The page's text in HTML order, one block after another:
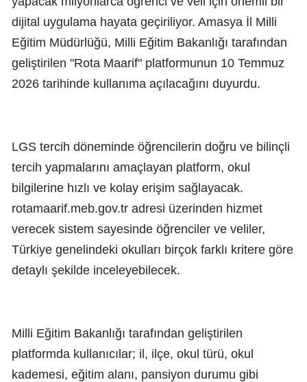
dijital uygulama hayata geçiriliyor. Amasya İl Milli
Eğitim Müdürlüğü, Milli Eğitim Bakanlığı tarafından
geliştirilen "Rota Maarif" platformunun 10 Temmuz
2026 tarihinde kullanıma açılacağını duyurdu.
LGS tercih döneminde öğrencilerin doğru ve bilinçli
tercih yapmalarını amaçlayan platform, okul
bilgilerine hızlı ve kolay erişim sağlayacak.
rotamaarif.meb.gov.tr adresi üzerinden hizmet
verecek sistem sayesinde öğrenciler ve veliler,
Türkiye genelindeki okulları birçok farklı kritere göre
detaylı şekilde inceleyebilecek.
Milli Eğitim Bakanlığı tarafından geliştirilen
platformda kullanıcılar; il, ilçe, okul türü, okul
kademesi, eğitim alanı, pansiyon durumu gibi